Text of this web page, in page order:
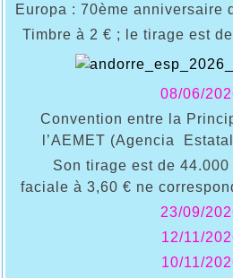
Europa : 70ème anniversaire
Timbre à 2 € ; le tirage est
08/06/
Convention entre la
l’AEMET (Agencia
Son tirage est de
faciale à 3,60 € ne
23/09/
12/11/
10/11/